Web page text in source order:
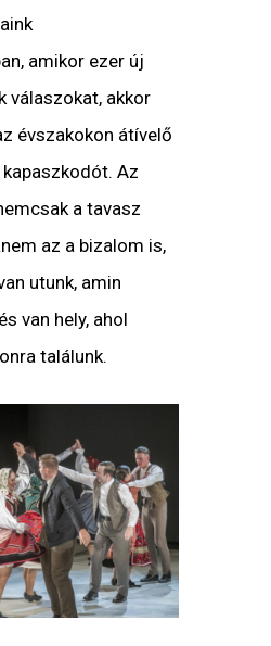
amikor ezer új
válaszokat, akkor
évszakokon átívelő
Az
a tavasz
az a bizalom is,
utunk, amin
van hely, ahol
találunk.